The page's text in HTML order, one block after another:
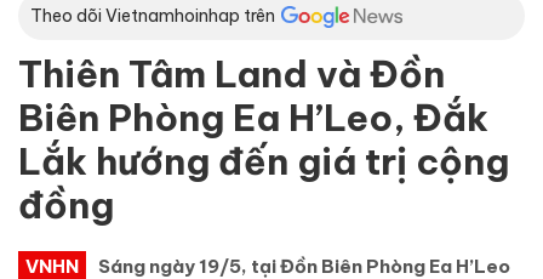
Theo dõi Vietnamhoinhap trên
Thiên Tâm Land và Đồn
Biên Phòng Ea H’Leo, Đắk
Lắk hướng đến giá trị cộng
đồng
VNHN
Sáng ngày 19/5, tại Đồn Biên Phòng Ea H’Leo